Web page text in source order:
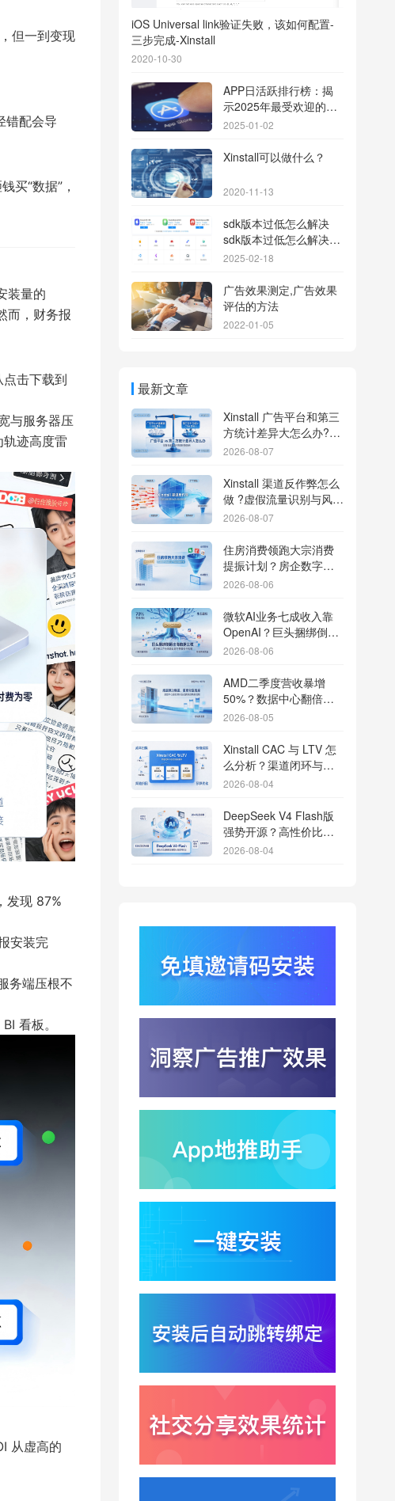
但一到变现
错配会导
买“数据”，
装量的
而，财务报
击下载到
与服务器压
迹高度雷
发现 87%
安装完
务端压根不
看板。
从虚高的
iOS Universal link验证失败，该如何配置-
三步完成-Xinstall
2020-10-30
APP日活跃排行榜：揭
示2025年最受欢迎的应
用背后的秘密
2025-01-02
Xinstall可以做什么？
2020-11-13
sdk版本过低怎么解决
sdk版本过低怎么解决华
为
2025-02-18
广告效果测定,广告效果
评估的方法
2022-01-05
最新文章
Xinstall 广告平台和第三
方统计差异大怎么办?数
据误差排查指南
2026-08-07
Xinstall 渠道反作弊怎么
做 ?虚假流量识别与风控
防刷解析
2026-08-07
住房消费领跑大宗消费
提振计划？房企数字化
转型加速线下场景智能
2026-08-06
微软AI业务七成收入靠
OpenAI？巨头捆绑倒逼
出海App独立追踪全渠道
2026-08-06
AMD二季度营收暴增
50%？数据中心翻倍增
长驱动跨端分发新底座
2026-08-05
Xinstall CAC 与 LTV 怎
么分析？渠道闭环与投
放回报解析
2026-08-04
DeepSeek V4 Flash版
强势开源？高性价比基
座模型重塑长尾应用全
2026-08-04
行云科技算力订单超154
亿？底座产能扩张激活
AI应用多终端流转新周
2026-08-04
苹果带摄像头的 AirPods
爆硬件分发与全渠道归
因升级
2026-08-03
GPT5.6？超低价API引
爆智能体工具免填码安
蚂蚁灵波首轮拟募资15
亿？具身智能加速产业
落地凸显全链路设备归
2000亿美元？云与广告
双轮驱动下B端应用迎来
分发与归因重构
2026-07-31
千问已在特斯拉车机内
测？大模型上车打通跨
端服务与全渠道归因新
闭环
2026-07-31
Win11七月更新上线？桌
面环境能力升级加速PC